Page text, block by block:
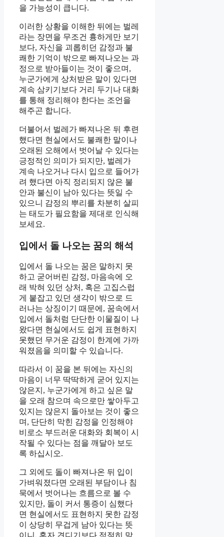
을 가능성이 큽니다.
이러한 상황을 이해한 뒤에는 벌레
라는 장면을 무조건 흉하게만 보기
보다, 자신을 괴롭히던 감정과 불
쾌한 기억이 밖으로 빠져나오는 과
정으로 받아들이는 것이 좋으며,
누군가에게 상처받은 말이 있다면
계속 삼키기보다 거리 두기나 대화
를 통해 정리해야 한다는 조언을
해주곤 합니다.
더불어서 벌레가 빠져나온 뒤 후련
했다면 현실에서도 불쾌한 말이나
오래된 오해에서 벗어날 수 있다는
긍정적인 의미가 되지만, 벌레가
계속 나오거나 다시 입으로 들어가
려 했다면 아직 정리되지 않은 불
안과 불신이 남아 있다는 뜻일 수
있으니 감정의 뿌리를 차분히 살피
는 태도가 필요함을 제대로 인식해
보세요.
입에서 돌 나오는 꿈의 해석
입에서 돌 나오는 꿈은 말하지 못
하고 굳어버린 감정, 마음속에 오
래 박혀 있던 상처, 혹은 고집스럽
게 붙잡고 있던 생각이 밖으로 드
러나는 상징이기 때문에, 꿈속에서
입에서 돌처럼 단단한 이물질이 나
왔다면 현실에서도 쉽게 표현하지
못했던 무거운 감정이 한계에 가까
워졌음을 의미할 수 있습니다.
따라서 이 꿈을 본 뒤에는 자신의
마음이 너무 딱딱하게 굳어 있지는
않은지, 누군가에게 하고 싶은 말
을 오래 참으며 속으로만 쌓아두고
있지는 않은지 돌아보는 것이 좋으
며, 단단히 막힌 감정을 인정해야
비로소 부드러운 대화와 회복이 시
작될 수 있다는 점을 깨달아 보도
록 하십시오.
그 외에도 돌이 빠져나온 뒤 입이
가벼워졌다면 오래된 부담이나 침
묵에서 벗어나는 흐름으로 볼 수
있지만, 돌이 커서 통증이 심했다
면 현실에서도 표현하지 못한 감정
이 상당히 무겁게 남아 있다는 뜻